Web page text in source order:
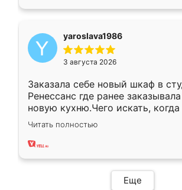
yaroslava1986
3 августа 2026
Заказала себе новый шкаф в
Ренессанс где ранее
новую кухню.Чего искать,
вполне довольна. Служит кухня
два года, нареканий нет.
Читать полностью
Еще